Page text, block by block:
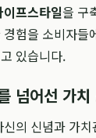
이프스타일을 구
험을 소비자들
있습니다.
넘어선 가치
의 신념과 가